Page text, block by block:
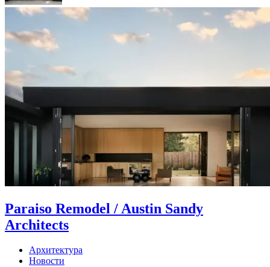
Paraiso Remodel / Austin Sandy
Architects
Архитектура
Новости